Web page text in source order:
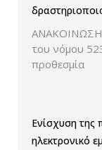
Παραγωγής
ΑΝΑΚΟΙΝΩΣΗ
του νόμου
προθεσμία
Ενίσχυση
ηλεκτρονικό